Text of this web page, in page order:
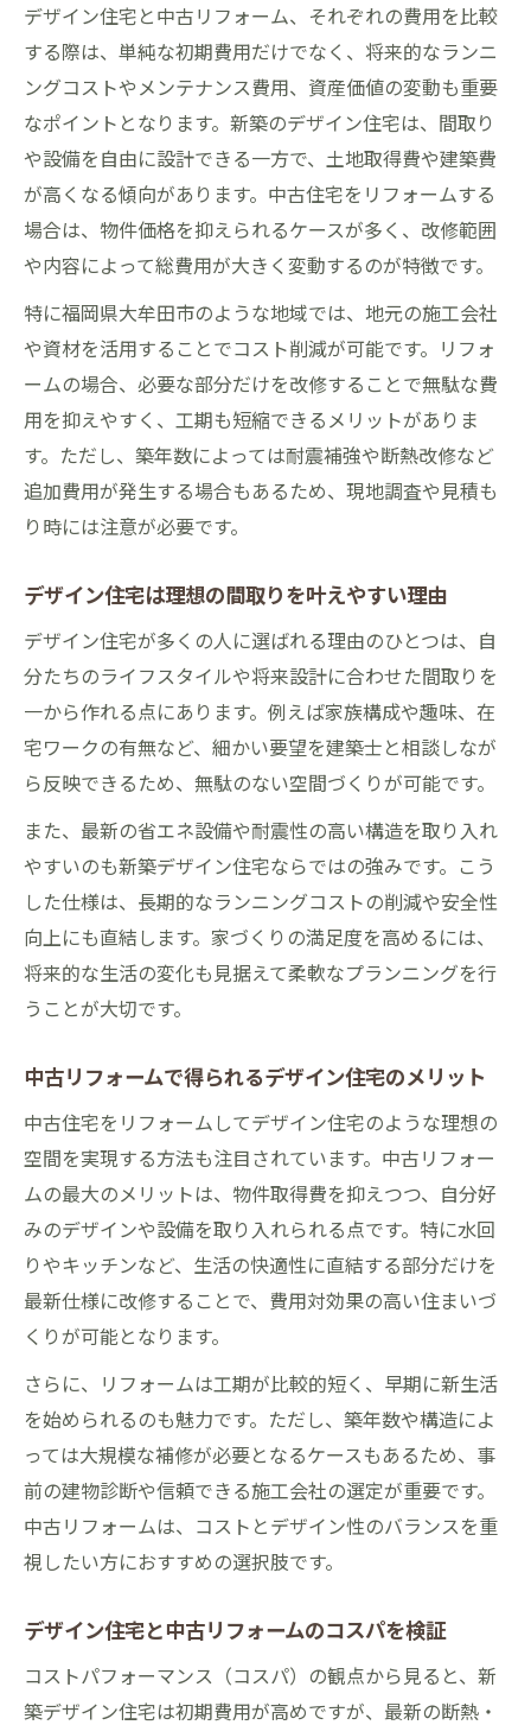
び方
理想の家づくり実現へデザイン住宅の魅力解説
自由設計が叶えるデザイン住宅の理想的な
暮らし
デザイン住宅で実現する快適な間取りの工
夫
省エネや耐震性に優れたデザイン住宅の強
み
女性目線で考えるデザイン住宅の魅力と選
び方
デザイン住宅で後悔しない家づくりのポイ
ント
価格と価値を徹底比較した住まい選択のポイン
ト
解説
資産価値を重視したデザイン住宅の選び方
費用対効果からみたデザイン住宅の魅力と
は
長い目で見たデザイン住宅とリフォームの
違い
デザイン住宅の費用感とコスパの実際
長期的なお得を考えた家づくりの秘訣を大公開
デザイン住宅で実現するメンテナンス性の
高さ
長期視点で選ぶデザイン住宅の省エネ性能
ト
ランニングコストで比較するデザイン住宅
の魅力
デザイン住宅で後悔しない資金計画の立て
方
資産価値とデザイン性両立のための判断基準
デザイン住宅で資産価値を高める重要ポイ
ント
デザイン住宅選びで重視すべき資産性と機
能性
リフォームとの違いを知るデザイン住宅の
価値
資産性が続くデザイン住宅の設計とは何か
長く住めるデザイン住宅の選び方と注意点
デザイン住宅と中古リフォーム、それぞれの費用を比較
する際は、単純な初期費用だけでなく、将来的なランニ
ングコストやメンテナンス費用、資産価値の変動も重要
なポイントとなります。新築のデザイン住宅は、間取り
や設備を自由に設計できる一方で、土地取得費や建築費
が高くなる傾向があります。中古住宅をリフォームする
場合は、物件価格を抑えられるケースが多く、改修範囲
や内容によって総費用が大きく変動するのが特徴です。
特に福岡県大牟田市のような地域では、地元の施工会社
や資材を活用することでコスト削減が可能です。リフォ
ームの場合、必要な部分だけを改修することで無駄な費
用を抑えやすく、工期も短縮できるメリットがありま
す。ただし、築年数によっては耐震補強や断熱改修など
追加費用が発生する場合もあるため、現地調査や見積も
り時には注意が必要です。
デザイン住宅は理想の間取りを叶えやすい理由
デザイン住宅が多くの人に選ばれる理由のひとつは、自
分たちのライフスタイルや将来設計に合わせた間取りを
一から作れる点にあります。例えば家族構成や趣味、在
宅ワークの有無など、細かい要望を建築士と相談しなが
ら反映できるため、無駄のない空間づくりが可能です。
また、最新の省エネ設備や耐震性の高い構造を取り入れ
やすいのも新築デザイン住宅ならではの強みです。こう
した仕様は、長期的なランニングコストの削減や安全性
向上にも直結します。家づくりの満足度を高めるには、
将来的な生活の変化も見据えて柔軟なプランニングを行
うことが大切です。
中古リフォームで得られるデザイン住宅のメリット
中古住宅をリフォームしてデザイン住宅のような理想の
空間を実現する方法も注目されています。中古リフォー
ムの最大のメリットは、物件取得費を抑えつつ、自分好
みのデザインや設備を取り入れられる点です。特に水回
りやキッチンなど、生活の快適性に直結する部分だけを
最新仕様に改修することで、費用対効果の高い住まいづ
くりが可能となります。
さらに、リフォームは工期が比較的短く、早期に新生活
を始められるのも魅力です。ただし、築年数や構造によ
っては大規模な補修が必要となるケースもあるため、事
前の建物診断や信頼できる施工会社の選定が重要です。
中古リフォームは、コストとデザイン性のバランスを重
視したい方におすすめの選択肢です。
デザイン住宅と中古リフォームのコスパを検証
コストパフォーマンス（コスパ）の観点から見ると、新
築デザイン住宅は初期費用が高めですが、最新の断熱・